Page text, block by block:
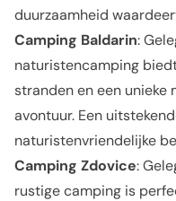
duurzaamheid
Camping Baldarin:
naturistencamping
stranden en een unieke
avontuur. Een
naturistenvriendelijke
Camping Zdovice:
rustige camping is